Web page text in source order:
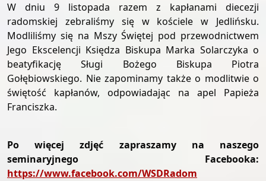
W dniu 9 listopada razem z kapłanami diecezji
radomskiej zebraliśmy się w kościele w Jedlińsku.
Modliliśmy się na Mszy Świętej pod przewodnictwem
Jego Ekscelencji Księdza Biskupa Marka Solarczyka o
beatyfikację Sługi Bożego Biskupa Piotra
Gołębiowskiego. Nie zapominamy także o modlitwie o
świętość kapłanów, odpowiadając na apel Papieża
Franciszka.
Po więcej zdjęć zapraszamy na naszego
seminaryjnego Facebooka:
https://www.facebook.com/WSDRadom